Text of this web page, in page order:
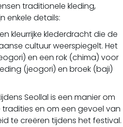
traditionele kleding,
enkele details:
kleurrijke klederdracht die de
cultuur weerspiegelt. Het
en een rok (chima) voor
(jeogori) en broek (baji)
Seollal is een manier om
en om een gevoel van
te creëren tijdens het festival.